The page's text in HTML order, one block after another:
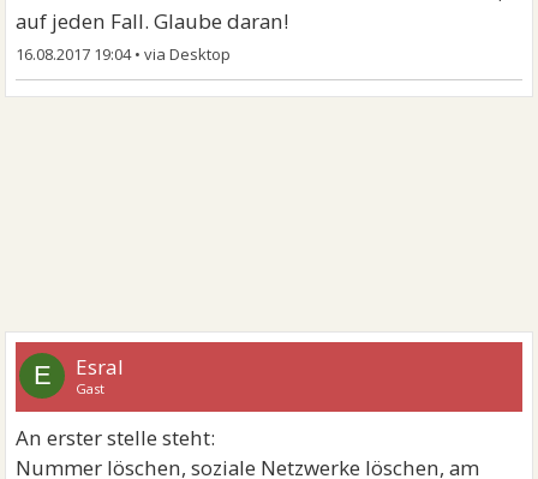
auf jeden Fall. Glaube daran!
16.08.2017 19:04•
E Esral
Gast
An erster stelle steht:
Nummer löschen, soziale Netzwerke löschen, am